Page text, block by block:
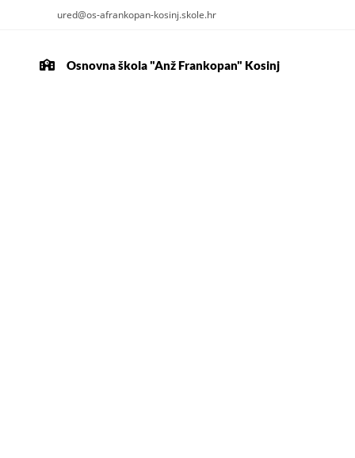
ured@os-afrankopan-kosinj.skole.hr
Osnovna škola "Anž Frankopan" Kosinj